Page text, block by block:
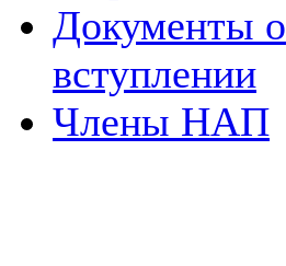
Документы о
вступлении
Члены НАП